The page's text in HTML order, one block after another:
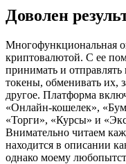
Доволен
Многофункциональная
криптовалютой. С ее
принимать и отправлять
токены, обменивать их,
другое. Платформа
«Онлайн-кошелек»,
«Торги», «Курсы» и
Внимательно читаем
находится в описании
однако моему